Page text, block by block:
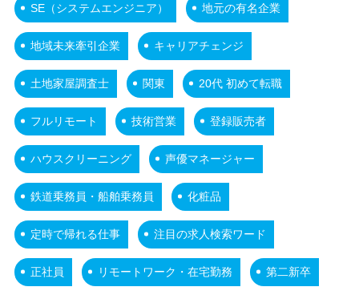
SE（システムエンジニア） 地元の有名企業
地域未来牽引企業 キャリアチェンジ
土地家屋調査士 関東 20代 初めて転職
フルリモート 技術営業 登録販売者
ハウスクリーニング 声優マネージャー
鉄道乗務員・船舶乗務員 化粧品
定時で帰れる仕事 注目の求人検索ワード
正社員 リモートワーク・在宅勤務 第二新卒